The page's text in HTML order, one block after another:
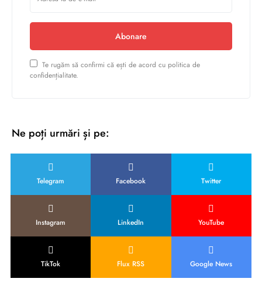
Abonare
Te rugăm să confirmi că ești de acord cu politica de
confidențialitate.
Ne poți urmări și pe:
Telegram Facebook Twitter
Instagram LinkedIn YouTube
TikTok Flux RSS Google News